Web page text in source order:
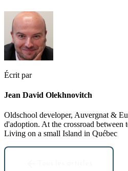
Écrit par
Jean David Olekhnovitch
Oldschool developer, Auvergnat &
d'adoption. At the crossroad between
Living on a small Island in Québec